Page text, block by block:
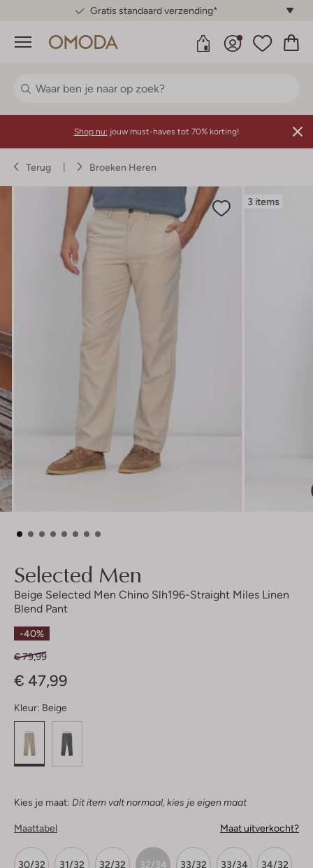
Gratis standaard verzending*
Menu
Shop nu: jouw must-haves tot 70% korting!
Terug Broeken Heren
3 items
Selected Men
Beige Selected Men Chino Slh196-Straight Miles Linen
Blend Pant
-40%
€ 79,99
€ 47,99
Kleur: Beige
Kies je maat: Dit item valt normaal, kies je eigen maat
Maattabel Maat uitverkocht?
30/32 31/32 32/32 32/34 33/32 33/34 34/32